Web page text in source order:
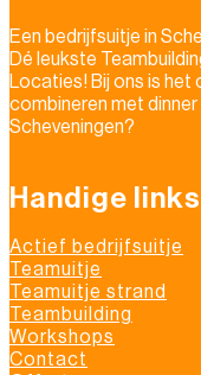
Een bedrijfsuitje in
Dé leukste
Locaties! Bij ons is
combineren met dinner
Scheveningen?
Handige links
Actief bedrijfsuitje
Teamuitje
Teamuitje strand
Teambuilding
Workshops
Contact